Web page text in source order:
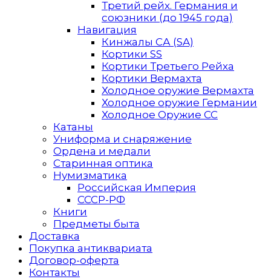
Третий рейх. Германия и
союзники (до 1945 года)
Навигация
Кинжалы СА (SA)
Кортики SS
Кортики Третьего Рейха
Кортики Вермахта
Холодное оружие Вермахта
Холодное оружие Германии
Холодное Оружие СС
Катаны
Униформа и снаряжение
Ордена и медали
Старинная оптика
Нумизматика
Российская Империя
СССР-РФ
Книги
Предметы быта
Доставка
Покупка антиквариата
Договор-оферта
Контакты